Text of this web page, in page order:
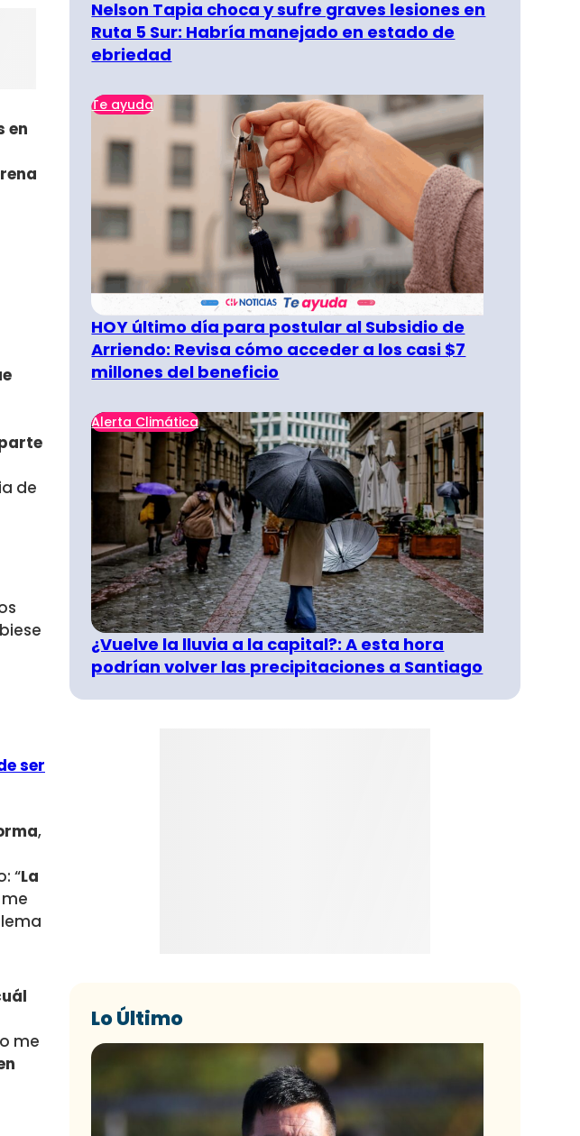
en
de
ser
,
“La
me
Nelson Tapia choca y sufre graves lesiones en
Ruta 5 Sur: Habría manejado en estado de
ebriedad
Te ayuda
HOY último día para postular al Subsidio de
Arriendo: Revisa cómo acceder a los casi $7
millones del beneficio
Alerta Climática
¿Vuelve la lluvia a la capital?: A esta hora
podrían volver las precipitaciones a Santiago
Lo Último